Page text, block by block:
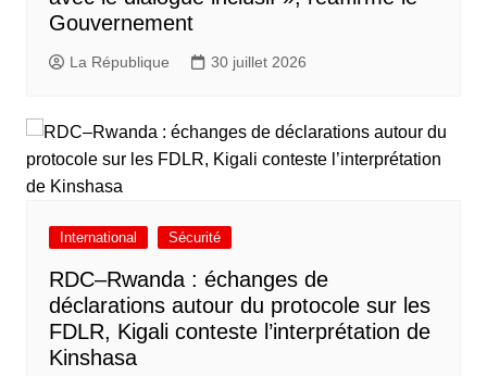
Gouvernement
La République 30 juillet 2026
International Sécurité
RDC–Rwanda : échanges de
déclarations autour du protocole sur les
FDLR, Kigali conteste l’interprétation de
Kinshasa